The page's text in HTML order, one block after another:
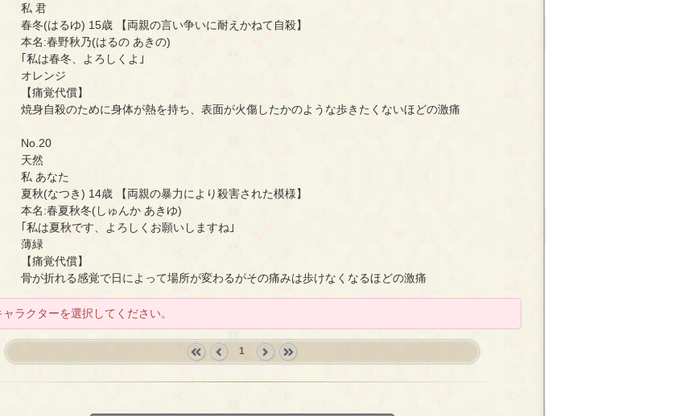
私 君
春冬(はるゆ) 15歳 【両親の言い争いに耐えかねて自殺】
本名:春野秋乃(はるの あきの)
｢私は春冬、よろしくよ｣
オレンジ
【痛覚代償】
焼身自殺のために身体が熱を持ち、表面が火傷したかのような歩きたくないほどの激痛
No.20
天然
私 あなた
夏秋(なつき) 14歳 【両親の暴力により殺害された模様】
本名:春夏秋冬(しゅんか あきゆ)
｢私は夏秋です、よろしくお願いしますね｣
薄緑
【痛覚代償】
骨が折れる感覚で日によって場所が変わるがその痛みは歩けなくなるほどの激痛
ャラクターを選択してください。
1